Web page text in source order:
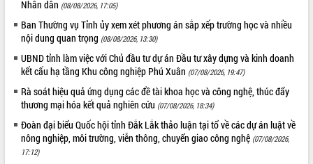
Hội thảo khoa học “Giải pháp thúc đẩy
phát triển nền kinh tế xanh tại tỉnh
Đắk Lắk”
Tăng cường giám sát, đôn đốc thực
hiện nhiệm vụ quản lý tài sản công
hàng tuần
Tháo gỡ những vướng mắc, đẩy mạnh
công tác cải cách thủ tục hành chính
tại Trung tâm Phục vụ hành chính
công tỉnh
Nhân dân (08/08/2026, 17:05)
Ban Thường vụ Tỉnh ủy xem xét phương án sắp xếp trường học và nhiều
nội dung quan trọng (08/08/2026, 13:30)
UBND tỉnh làm việc với Chủ đầu tư dự án Đầu tư xây dựng và kinh doanh
kết cấu hạ tầng Khu công nghiệp Phú Xuân (07/08/2026, 19:47)
Rà soát hiệu quả ứng dụng các đề tài khoa học và công nghệ, thúc đẩy
thương mại hóa kết quả nghiên cứu (07/08/2026, 18:34)
Đoàn đại biểu Quốc hội tỉnh Đắk Lắk thảo luận tại tổ về các dự án luật về
nông nghiệp, môi trường, viễn thông, chuyển giao công nghệ (07/08/2026,
17:12)